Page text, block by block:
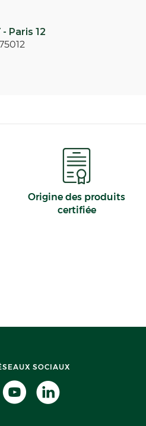
- Paris 12
Origine des produits
certifiée
SOCIAUX